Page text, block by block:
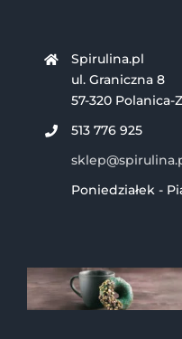
Spirulina.pl
ul. Graniczna 8
57-320 Polanica-
513 776 925
Poniedziałek -